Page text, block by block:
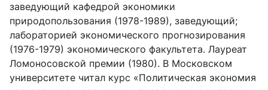
заведующий кафедрой экономики
природопользования (1978-1989), заведующий;
лабораторией экономического прогнозирования
(1976-1979) экономического факультета. Лауреат
Ломоносовской премии (1980). В Московском
университете читал курс «Политическая экономия